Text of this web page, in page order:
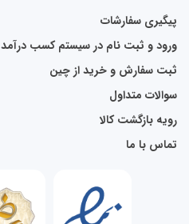
پیگیری سفارشات
ورود و ثبت نام در سیستم کسب درآمد
ثبت سفارش و خرید از چین
سوالات متداول
رویه بازگشت کالا
تماس با ما